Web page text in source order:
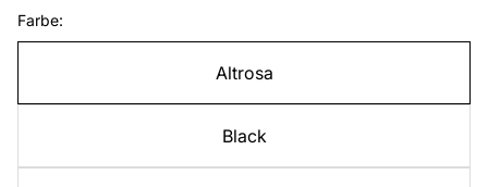
Farbe:
Altrosa
Black